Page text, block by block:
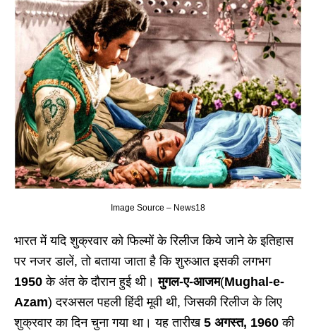
Image Source – News18
भारत में यदि शुक्रवार को फिल्मों के रिलीज किये जाने के इतिहास
पर नजर डालें, तो बताया जाता है कि शुरुआत इसकी लगभग
1950 के अंत के दौरान हुई थी।मुगल-ए-आजम(Mughal-e-
Azam) दरअसल पहली हिंदी मूवी थी, जिसकी रिलीज के लिए
शुक्रवार का दिन चुना गया था। यह तारीख 5 अगस्त, 1960 की